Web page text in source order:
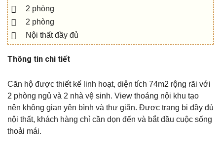
2 phòng
2 phòng
Nội thất đầy đủ
Thông tin chi tiết
Căn hộ được thiết kế linh hoạt, diện tích 74m2 rộng rãi với
2 phòng ngủ và 2 nhà vệ sinh. View thoáng nội khu tạo
nên không gian yên bình và thư giãn. Được trang bị đầy đủ
nội thất, khách hàng chỉ cần dọn đến và bắt đầu cuộc sống
thoải mái.